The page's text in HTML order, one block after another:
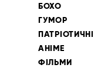
БОХО
ГУМОР
ПАТРІОТИЧНІ
АНІМЕ
ФІЛЬМИ